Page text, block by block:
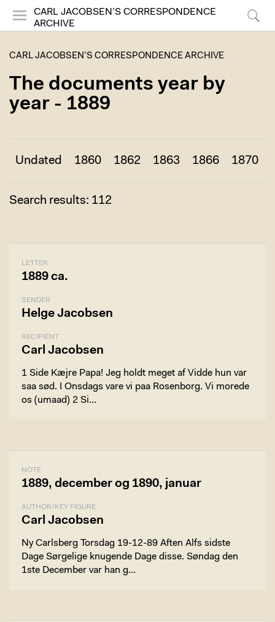
CARL JACOBSEN’S CORRESPONDENCE
ARCHIVE
CARL JACOBSEN’S CORRESPONDENCE ARCHIVE
The documents year by
year - 1889
Undated 1860 1862 1863 1866 1870
Search results: 112
LETTER
1889 ca.
SENDER
Helge Jacobsen
RECIPIENT
Carl Jacobsen
1 Side Kæjre Papa! Jeg holdt meget af Vidde hun var
saa sød. I Onsdags vare vi paa Rosenborg. Vi morede
os (umaad) 2 Si…
NOTE
1889, december og 1890, januar
AUTHOR/KEY FIGURE
Carl Jacobsen
Ny Carlsberg Torsdag 19-12-89 Aften Alfs sidste
Dage Sørgelige knugende Dage disse. Søndag den
1ste December var han g…